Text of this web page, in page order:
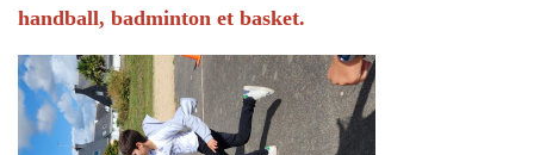
handball, badminton et basket.